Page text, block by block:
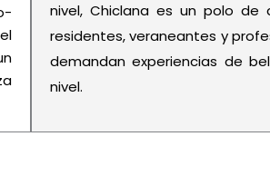
nivel, Chiclana es un polo de
residentes, veraneantes y
demandan experiencias de
nivel.